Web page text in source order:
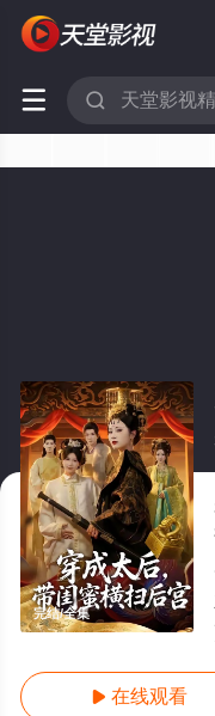
 
完结/全集
 在线观看